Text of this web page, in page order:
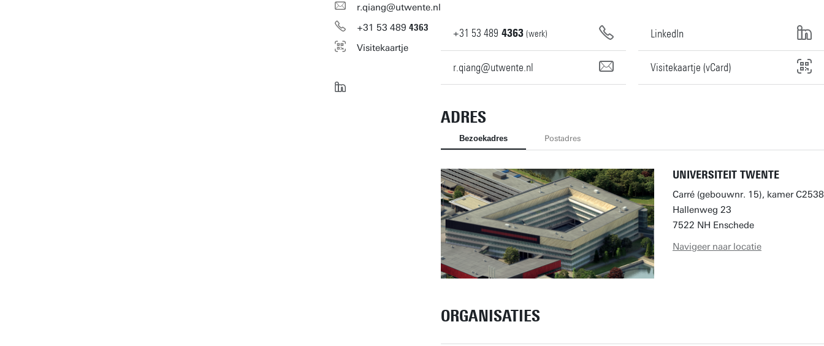
r.qiang@utwente.nl
+31 53 489 4363
Visitekaartje
+31 53 489 4363 (werk)
r.qiang@utwente.nl
LinkedIn
Visitekaartje (vCard)
ADRES
Bezoekadres Postadres
UNIVERSITEIT TWENTE
Carré (gebouwnr. 15), kamer C2538
Hallenweg 23
7522 NH Enschede
Navigeer naar locatie
ORGANISATIES